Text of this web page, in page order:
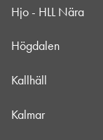
Hjo - HLL Nära
Högdalen
Kallhäll
Kalmar